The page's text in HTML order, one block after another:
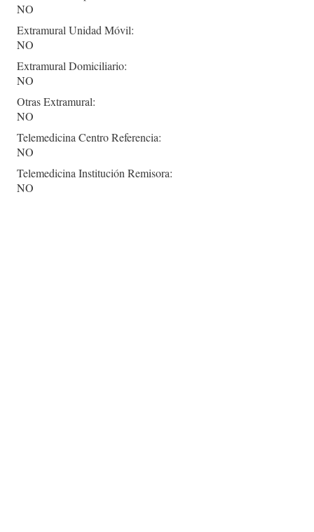
NO
Extramural Unidad Móvil:
NO
Extramural Domiciliario:
NO
Otras Extramural:
NO
Telemedicina Centro Referencia:
NO
Telemedicina Institución Remisora:
NO